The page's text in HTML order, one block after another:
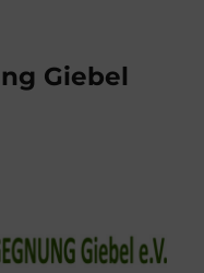
Giebel